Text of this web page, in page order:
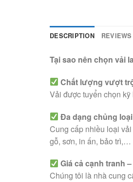
DESCRIPTION
Tại sao nên chọn vải
Chất lượng vượt
Vải được tuyển chọn
Đa dạng chủng loại
Cung cấp nhiều loại
gỗ, sơn, in ấn, bảo trì,…
Giá cả cạnh tranh
Chúng tôi là nhà cung